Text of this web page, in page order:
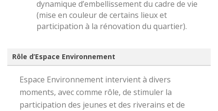
dynamique d’embellissement du cadre de vie
(mise en couleur de certains lieux et
participation à la rénovation du quartier).
Rôle d’Espace Environnement
Espace Environnement intervient à divers
moments, avec comme rôle, de stimuler la
participation des jeunes et des riverains et de